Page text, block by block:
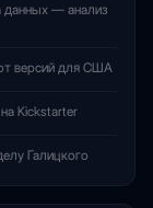
данных — анализ
версий для США
Kickstarter
Галицкого